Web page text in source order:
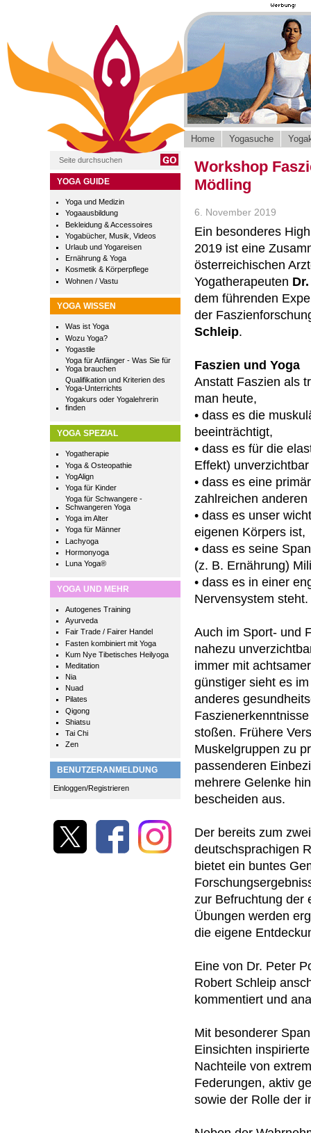
YOGA GUIDE
Yoga und Medizin
Yogaausbildung
Bekleidung & Accessoires
Yogabücher, Musik, Videos
Urlaub und Yogareisen
Ernährung & Yoga
Kosmetik & Körperpflege
Wohnen / Vastu
YOGA WISSEN
Was ist Yoga
Wozu Yoga?
Yogastile
Yoga für Anfänger - Was Sie für
Yoga brauchen
Qualifikation und Kriterien des
Yoga-Unterrichts
Yogakurs oder Yogalehrerin
finden
YOGA SPEZIAL
Yogatherapie
Yoga & Osteopathie
YogAlign
Yoga für Kinder
Yoga für Schwangere -
Schwangeren Yoga
Yoga im Alter
Yoga für Männer
Lachyoga
Hormonyoga
Luna Yoga®
YOGA UND MEHR
Autogenes Training
Ayurveda
Fair Trade / Fairer Handel
Fasten kombiniert mit Yoga
Kum Nye Tibetisches Heilyoga
Meditation
Nia
Nuad
Pilates
Qigong
Shiatsu
Tai Chi
Zen
BENUTZERANMELDUNG
Einloggen/Registrieren
Home Yogasuche
Workshop
Mödling
6. November 2019
Ein besonderes
2019 ist eine
österreichischen
Yogatherapeuten
dem führenden
der
Schleip.
Faszien und Yoga
Anstatt Faszien als
man heute,
• dass es die
beeinträchtigt,
• dass es für die
Effekt)
• dass es eine
zahlreichen
• dass es unser
eigenen Körpers ist,
• dass es seine
(z. B. Ernährung)
• dass es in einer
Nervensystem steht.
Auch im Sport- und
nahezu
immer mit
günstiger sieht es
anderes
stoßen. Frühere
Muskelgruppen zu
passenderen
mehrere Gelenke
bescheiden aus.
Der bereits zum
deutschsprachigen
bietet ein buntes
zur Befruchtung der
Übungen werden
die eigene
Eine von Dr. Peter
Robert Schleip
kommentiert und
Mit besonderer
Einsichten
Nachteile von
Federungen, aktiv
sowie der Rolle der